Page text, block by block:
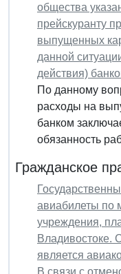
общества
прейскуранту
выпущенных
данной
действия)
По данному
расходы на
банком
обязанность
Гражданское
авиабилеты по
учреждения,
Владивостоке.
является
В связи с